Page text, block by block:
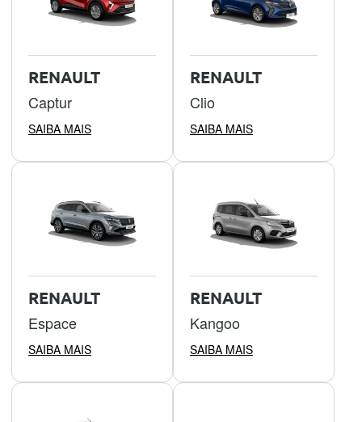
RENAULT
Captur
SAIBA MAIS
RENAULT
Clio
SAIBA MAIS
RENAULT
Espace
SAIBA MAIS
RENAULT
Kangoo
SAIBA MAIS